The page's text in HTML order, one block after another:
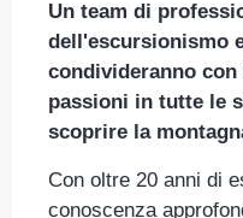
Un team di
dell'escursionismo
condivideranno
passioni in tutte le
scoprire la
Con oltre 20 anni di
conoscenza